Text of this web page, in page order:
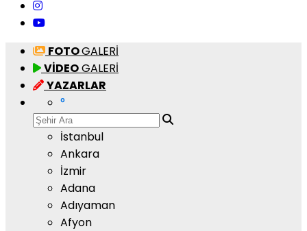
FOTOGALERİ
VİDEOGALERİ
YAZARLAR
°
İstanbul
Ankara
İzmir
Adana
Adıyaman
Afyon